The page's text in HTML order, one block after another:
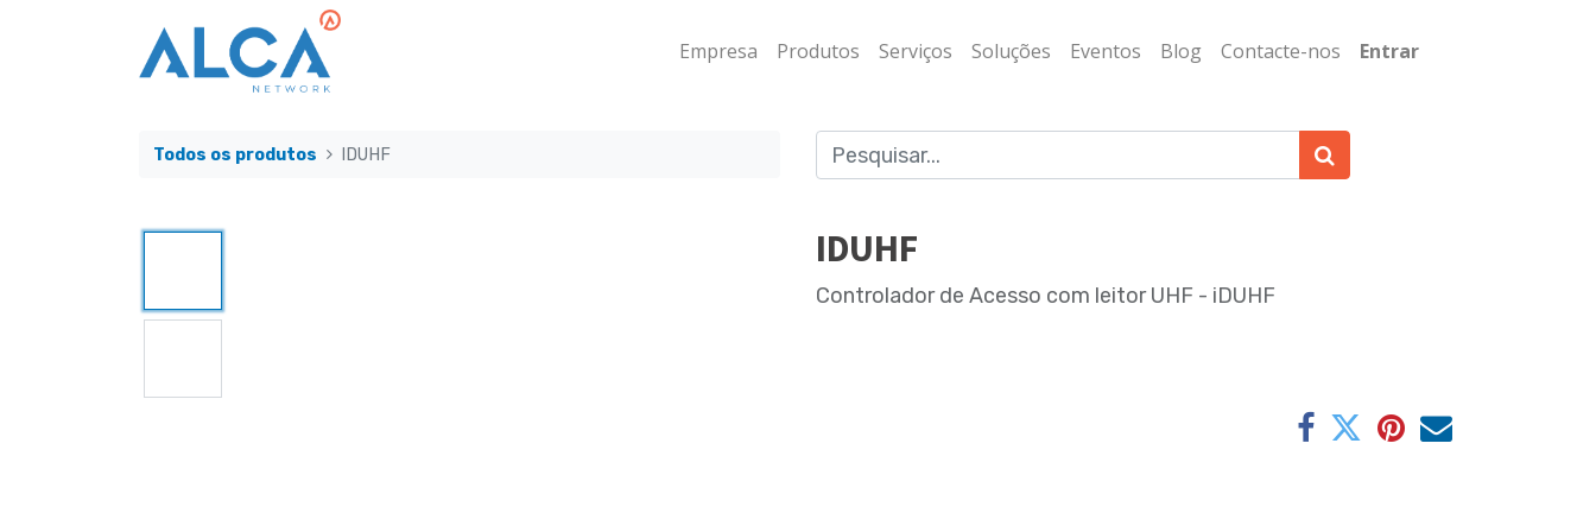
Empresa Produtos Serviços Soluções Eventos Blog Contacte-nos Entrar
Todos os produtos IDUHF
IDUHF
Controlador de Acesso com leitor UHF - iDUHF